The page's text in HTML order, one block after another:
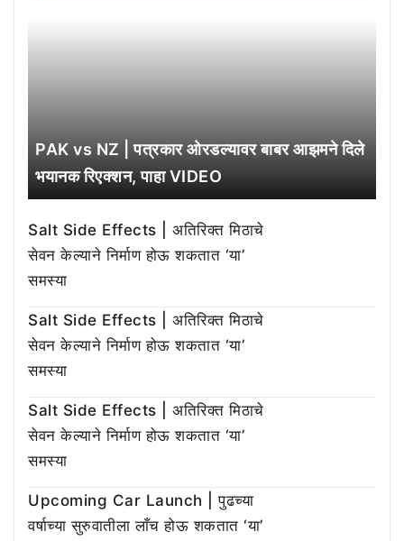
PAK vs NZ | पत्रकार ओरडल्यावर बाबर आझमने दिले
भयानक रिएक्शन, पाहा VIDEO
Salt Side Effects | अतिरिक्त मिठाचे
सेवन केल्याने निर्माण होऊ शकतात ‘या’
समस्या
Salt Side Effects | अतिरिक्त मिठाचे
सेवन केल्याने निर्माण होऊ शकतात ‘या’
समस्या
Salt Side Effects | अतिरिक्त मिठाचे
सेवन केल्याने निर्माण होऊ शकतात ‘या’
समस्या
Upcoming Car Launch | पुढच्या
वर्षाच्या सुरुवातीला लाँच होऊ शकतात ‘या’